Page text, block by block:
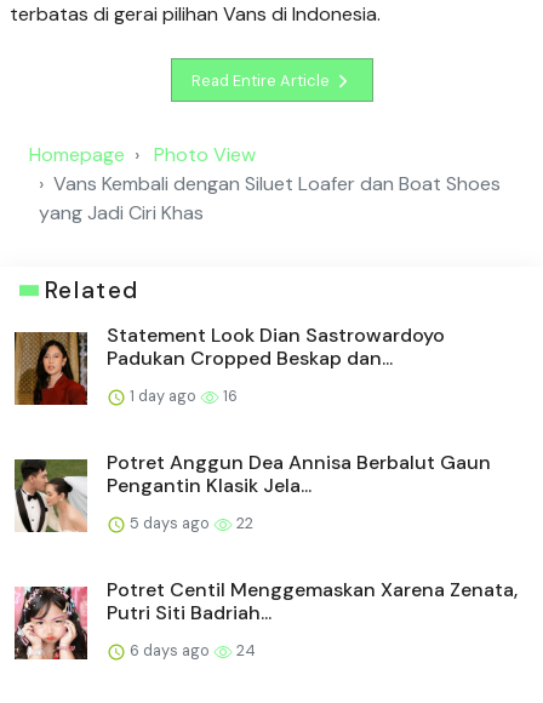
terbatas di gerai pilihan Vans di Indonesia.
Read Entire Article
Homepage
Photo View
Vans Kembali dengan Siluet Loafer dan Boat Shoes
yang Jadi Ciri Khas
Related
Statement Look Dian Sastrowardoyo
Padukan Cropped Beskap dan...
1 day ago 16
Potret Anggun Dea Annisa Berbalut Gaun
Pengantin Klasik Jela...
5 days ago 22
Potret Centil Menggemaskan Xarena Zenata,
Putri Siti Badriah...
6 days ago 24